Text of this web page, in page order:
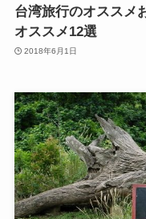
台湾旅行のオススメ
オススメ12選
2018年6月1日